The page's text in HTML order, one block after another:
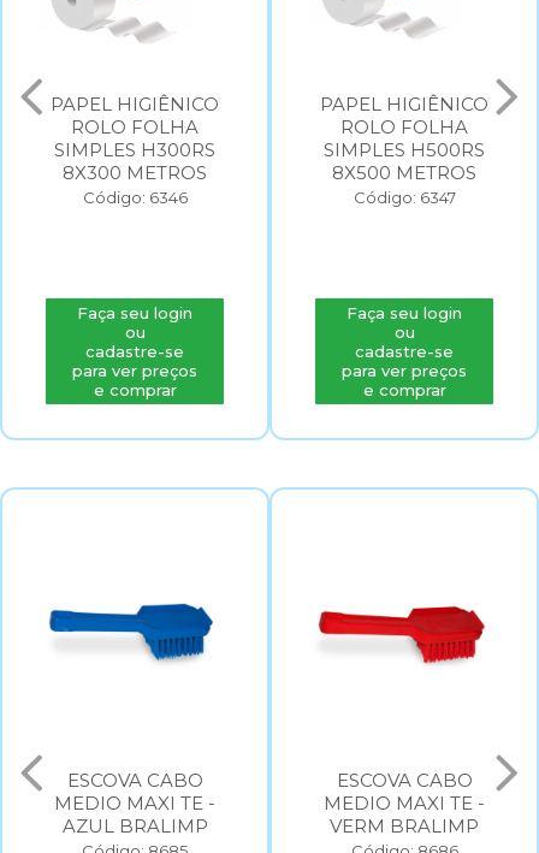
PAPEL HIGIÊNICO
ROLO FOLHA
SIMPLES H300RS
8X300 METROS
Código: 6346
Faça seu login
ou
cadastre-se
para ver preços
e comprar
PAPEL HIGIÊNICO
ROLO FOLHA
SIMPLES H500RS
8X500 METROS
Código: 6347
Faça seu login
ou
cadastre-se
para ver preços
e comprar
ESCOVA CABO
MEDIO MAXI TE -
AZUL BRALIMP
ESCOVA CABO
MEDIO MAXI TE -
VERM BRALIMP